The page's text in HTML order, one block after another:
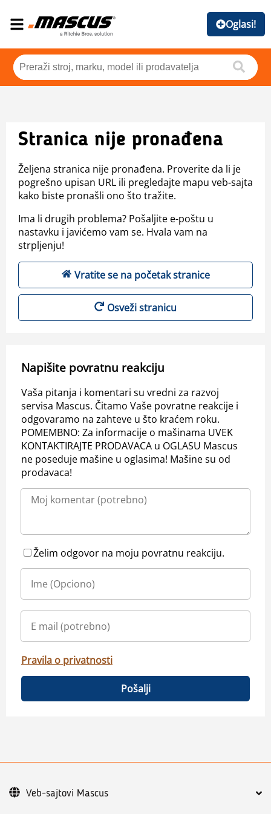
Oglasi!
Stranica nije pronađena
Željena stranica nije pronađena. Proverite da li je
pogrešno upisan URL ili pregledajte mapu veb-sajta
kako biste pronašli ono što tražite.
Ima li drugih problema? Pošaljite e-poštu u
nastavku i javićemo vam se. Hvala vam na
strpljenju!
Vratite se na početak stranice
Osveži stranicu
Napišite povratnu reakciju
Vaša pitanja i komentari su vredni za razvoj
servisa Mascus. Čitamo Vaše povratne reakcije i
odgovaramo na zahteve u što kraćem roku.
POMEMBNO: Za informacije o mašinama UVEK
KONTAKTIRAJTE PRODAVACA u OGLASU Mascus
ne poseduje mašine u oglasima! Mašine su od
prodavaca!
Želim odgovor na moju povratnu reakciju.
Pravila o privatnosti
Pošalji
Veb-sajtovi Mascus